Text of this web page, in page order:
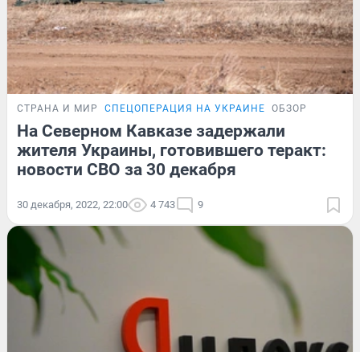
СТРАНА И МИР СПЕЦОПЕРАЦИЯ НА УКРАИНЕ ОБЗОР
На Северном Кавказе задержали
жителя Украины, готовившего теракт:
новости СВО за 30 декабря
30 декабря, 2022, 22:00 4 743 9